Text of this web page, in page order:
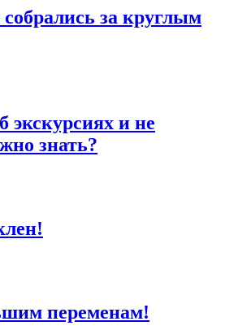
за круглым
и не
знать?
переменам!